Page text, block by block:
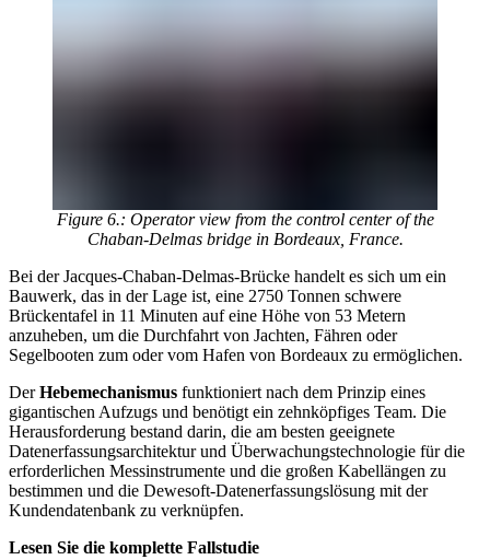
Figure 6.: Operator view from the control center of the
Chaban-Delmas bridge in Bordeaux, France.
Bei der Jacques-Chaban-Delmas-Brücke handelt es sich um ein
Bauwerk, das in der Lage ist, eine 2750 Tonnen schwere
Brückentafel in 11 Minuten auf eine Höhe von 53 Metern
anzuheben, um die Durchfahrt von Jachten, Fähren oder
Segelbooten zum oder vom Hafen von Bordeaux zu ermöglichen.
DerHebemechanismus funktioniert nach dem Prinzip eines
gigantischen Aufzugs und benötigt ein zehnköpfiges Team. Die
Herausforderung bestand darin, die am besten geeignete
Datenerfassungsarchitektur und Überwachungstechnologie für die
erforderlichen Messinstrumente und die großen Kabellängen zu
bestimmen und die Dewesoft-Datenerfassungslösung mit der
Kundendatenbank zu verknüpfen.
Lesen Sie die komplette Fallstudie